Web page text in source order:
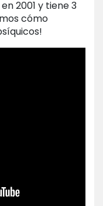
2001 y tiene 3
cómo